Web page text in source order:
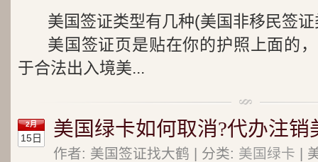
美国签证类型有几种(美国非移民签
美国签证页是贴在你的护照上面的
于合法出入境美...
2月
15日 美国绿卡如何取消?代办注销
作者: 美国签证找大鹤 | 分类: 美国绿卡 |